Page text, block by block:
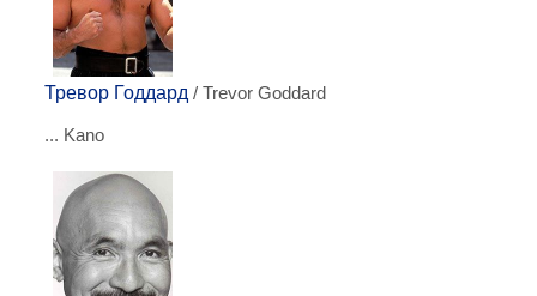
Тревор Годдард / Trevor Goddard
... Kano